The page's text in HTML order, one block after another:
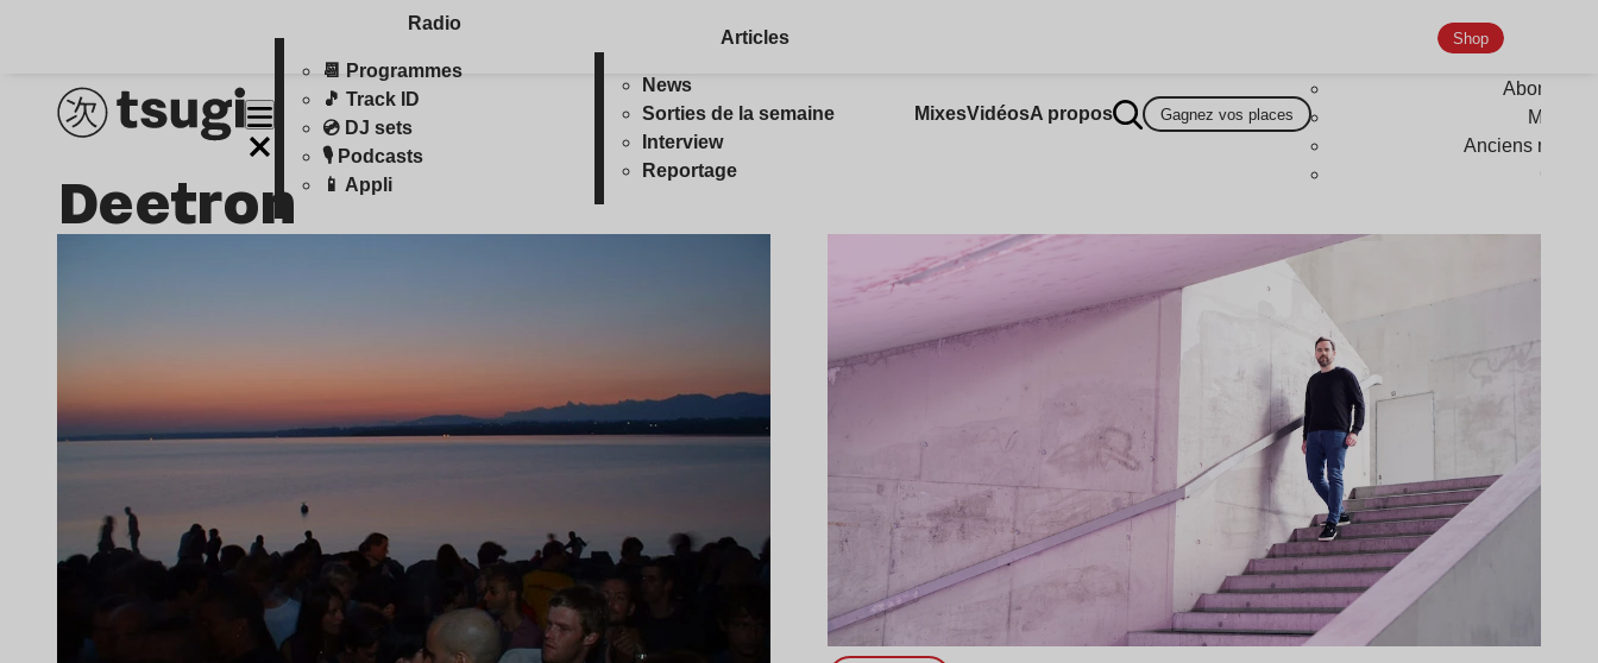
Radio
📆 Programmes
🎵 Track ID
💿 DJ sets
🎙️ Podcasts
📱 Appli
Articles
News
Sorties de la semaine
Interview
Reportage
MixesVidéosA propos Gagnez vos places
Shop
Anciens
Deetron